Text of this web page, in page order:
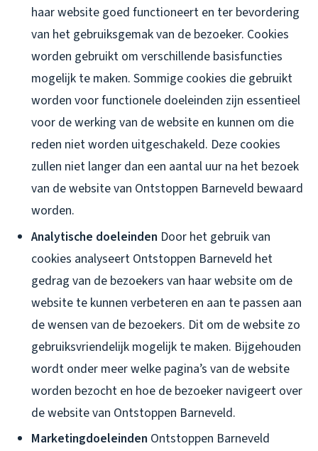
haar website goed functioneert en ter bevordering
van het gebruiksgemak van de bezoeker. Cookies
worden gebruikt om verschillende basisfuncties
mogelijk te maken. Sommige cookies die gebruikt
worden voor functionele doeleinden zijn essentieel
voor de werking van de website en kunnen om die
reden niet worden uitgeschakeld. Deze cookies
zullen niet langer dan een aantal uur na het bezoek
van de website van Ontstoppen Barneveld bewaard
worden.
Analytische doeleinden Door het gebruik van
cookies analyseert Ontstoppen Barneveld het
gedrag van de bezoekers van haar website om de
website te kunnen verbeteren en aan te passen aan
de wensen van de bezoekers. Dit om de website zo
gebruiksvriendelijk mogelijk te maken. Bijgehouden
wordt onder meer welke pagina’s van de website
worden bezocht en hoe de bezoeker navigeert over
de website van Ontstoppen Barneveld.
Marketingdoeleinden Ontstoppen Barneveld